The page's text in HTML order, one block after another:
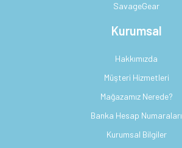
SavageGear
Kurumsal
Hakkımızda
Müşteri Hizmetleri
Mağazamız Nerede?
Banka Hesap Numaraları
Kurumsal Bilgiler